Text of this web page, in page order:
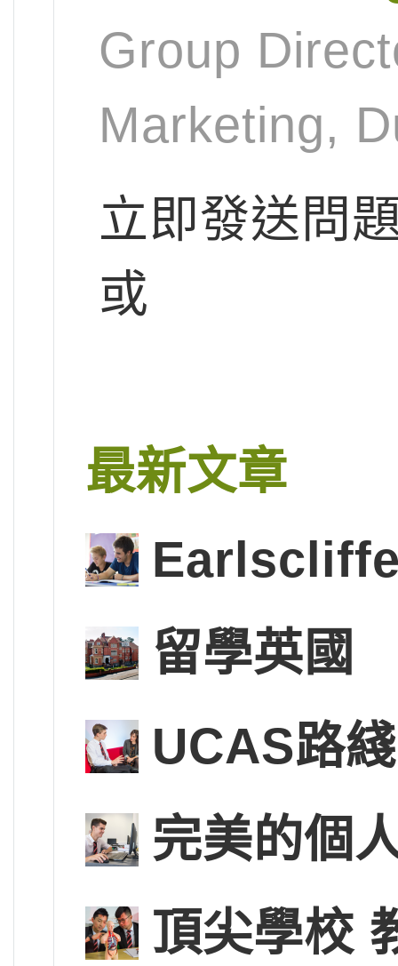
Group
Marketing,
立即發送問
或
最新文章
留學英國
UCAS路
完美的個
頂尖學校